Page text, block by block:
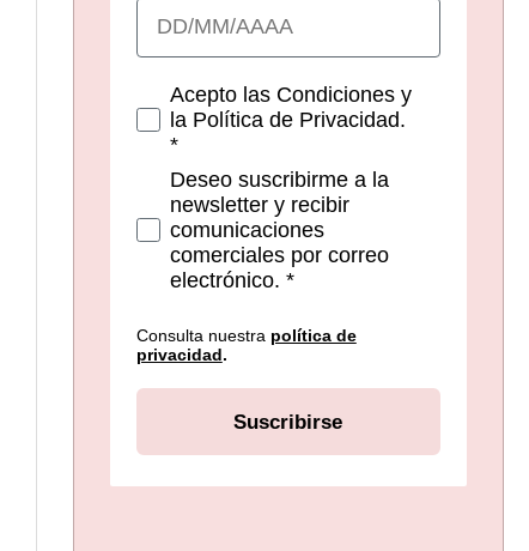
Consetimientos
Acepto las Condiciones y
la Política de Privacidad.
*
Deseo suscribirme a la
newsletter y recibir
comunicaciones
comerciales por correo
electrónico. *
Consulta nuestra política de
privacidad.
Suscribirse